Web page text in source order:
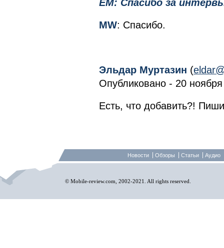
EM: Спасибо за
MW: Спасибо.
Эльдар Муртазин (
Опубликовано - 20 ноября
Есть, что добавить?!
Новости Обзоры Статьи Аудио
© Mobile-review.com, 2002-2021. All rights reserved.